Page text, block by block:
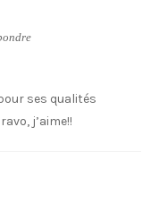
ses qualités
j’aime!!